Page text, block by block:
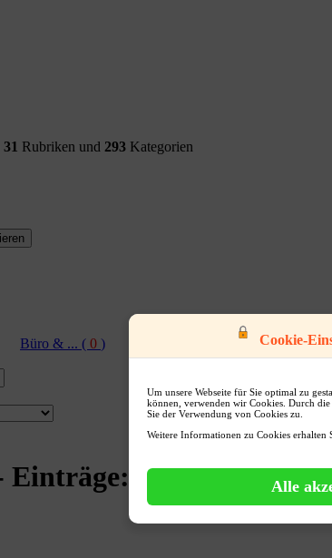
Cookie-
Um unsere Webseite für Sie optimal zu
können, verwenden wir Cookies. Durch die
Sie der Verwendung von Cookies zu.
Weitere Informationen zu Cookies erhalten
Alle
31 Rubriken und 293 Kategorien
Büro & ... ( 0 ) Computer &
Einträge: 0